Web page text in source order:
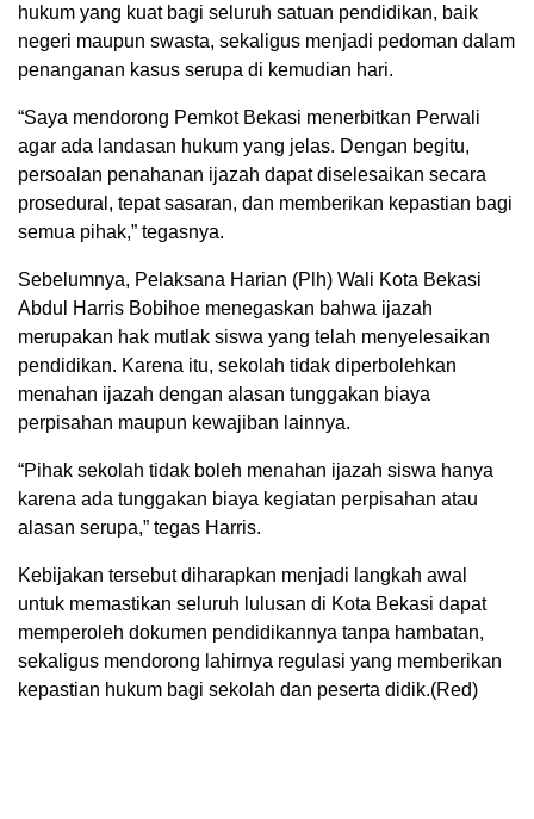
hukum yang kuat bagi seluruh satuan pendidikan, baik
negeri maupun swasta, sekaligus menjadi pedoman dalam
penanganan kasus serupa di kemudian hari.
“Saya mendorong Pemkot Bekasi menerbitkan Perwali
agar ada landasan hukum yang jelas. Dengan begitu,
persoalan penahanan ijazah dapat diselesaikan secara
prosedural, tepat sasaran, dan memberikan kepastian bagi
semua pihak,” tegasnya.
Sebelumnya, Pelaksana Harian (Plh) Wali Kota Bekasi
Abdul Harris Bobihoe menegaskan bahwa ijazah
merupakan hak mutlak siswa yang telah menyelesaikan
pendidikan. Karena itu, sekolah tidak diperbolehkan
menahan ijazah dengan alasan tunggakan biaya
perpisahan maupun kewajiban lainnya.
“Pihak sekolah tidak boleh menahan ijazah siswa hanya
karena ada tunggakan biaya kegiatan perpisahan atau
alasan serupa,” tegas Harris.
Kebijakan tersebut diharapkan menjadi langkah awal
untuk memastikan seluruh lulusan di Kota Bekasi dapat
memperoleh dokumen pendidikannya tanpa hambatan,
sekaligus mendorong lahirnya regulasi yang memberikan
kepastian hukum bagi sekolah dan peserta didik.(Red)